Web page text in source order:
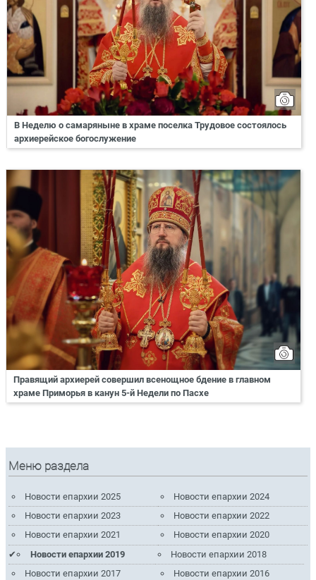
В Неделю о самаряныне в храме поселка Трудовое состоялось
архиерейское богослужение
Правящий архиерей совершил всенощное бдение в главном
храме Приморья в канун 5-й Недели по Пасхе
Меню раздела
Новости епархии 2025
Новости епархии 2024
Новости епархии 2023
Новости епархии 2022
Новости епархии 2021
Новости епархии 2020
Новости епархии 2019
Новости епархии 2018
Новости епархии 2017
Новости епархии 2016